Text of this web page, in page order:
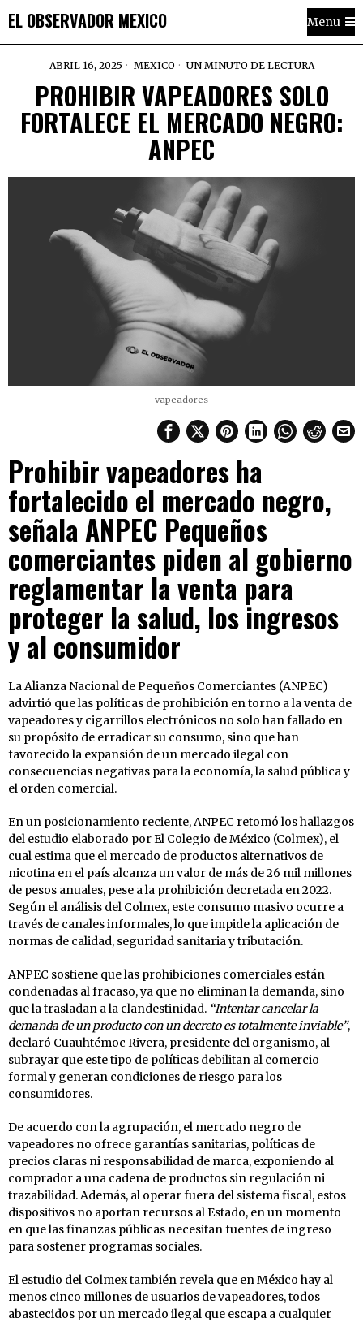
EL OBSERVADOR MEXICO Menu
ABRIL 16, 2025 MEXICO UN MINUTO DE LECTURA
PROHIBIR VAPEADORES SOLO
FORTALECE EL MERCADO NEGRO:
ANPEC
vapeadores
Prohibir vapeadores ha
fortalecido el mercado negro,
señala ANPEC Pequeños
comerciantes piden al gobierno
reglamentar la venta para
proteger la salud, los ingresos
y al consumidor
La Alianza Nacional de Pequeños Comerciantes (ANPEC)
advirtió que las políticas de prohibición en torno a la venta de
vapeadores y cigarrillos electrónicos no solo han fallado en
su propósito de erradicar su consumo, sino que han
favorecido la expansión de un mercado ilegal con
consecuencias negativas para la economía, la salud pública y
el orden comercial.
En un posicionamiento reciente, ANPEC retomó los hallazgos
del estudio elaborado por El Colegio de México (Colmex), el
cual estima que el mercado de productos alternativos de
nicotina en el país alcanza un valor de más de 26 mil millones
de pesos anuales, pese a la prohibición decretada en 2022.
Según el análisis del Colmex, este consumo masivo ocurre a
través de canales informales, lo que impide la aplicación de
normas de calidad, seguridad sanitaria y tributación.
ANPEC sostiene que las prohibiciones comerciales están
condenadas al fracaso, ya que no eliminan la demanda, sino
que la trasladan a la clandestinidad. “Intentar cancelar la
demanda de un producto con un decreto es totalmente inviable”,
declaró Cuauhtémoc Rivera, presidente del organismo, al
subrayar que este tipo de políticas debilitan al comercio
formal y generan condiciones de riesgo para los
consumidores.
De acuerdo con la agrupación, el mercado negro de
vapeadores no ofrece garantías sanitarias, políticas de
precios claras ni responsabilidad de marca, exponiendo al
comprador a una cadena de productos sin regulación ni
trazabilidad. Además, al operar fuera del sistema fiscal, estos
dispositivos no aportan recursos al Estado, en un momento
en que las finanzas públicas necesitan fuentes de ingreso
para sostener programas sociales.
El estudio del Colmex también revela que en México hay al
menos cinco millones de usuarios de vapeadores, todos
abastecidos por un mercado ilegal que escapa a cualquier